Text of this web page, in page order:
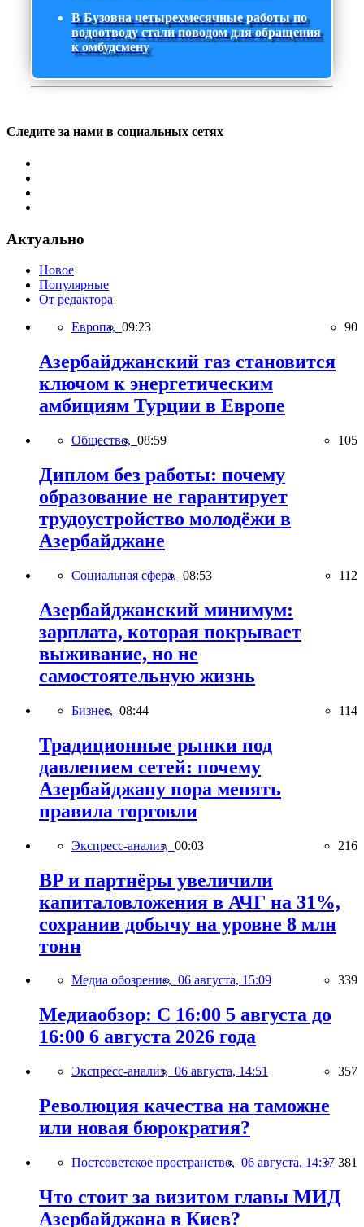
В Бузовна четырехмесячные работы по
водоотводу стали поводом для обращения
к омбудсмену
Следите за нами в социальных сетях
Актуально
Новое
Популярные
От редактора
Европа, 09:23 90
Азербайджанский газ становится
ключом к энергетическим
амбициям Турции в Европе
Общество, 08:59 105
Диплом без работы: почему
образование не гарантирует
трудоустройство молодёжи в
Азербайджане
Социальная сфера, 08:53 112
Азербайджанский минимум:
зарплата, которая покрывает
выживание, но не
самостоятельную жизнь
Бизнес, 08:44 114
Традиционные рынки под
давлением сетей: почему
Азербайджану пора менять
правила торговли
Экспресс-анализ, 00:03 216
BP и партнёры увеличили
капиталовложения в АЧГ на 31%,
сохранив добычу на уровне 8 млн
тонн
Медиа обозрение, 06 августа, 15:09 339
Медиаобзор: С 16:00 5 августа до
16:00 6 августа 2026 года
Экспресс-анализ, 06 августа, 14:51 357
Революция качества на таможне
или новая бюрократия?
Постсоветское пространство, 06 августа, 14:37 381
Что стоит за визитом главы МИД
Азербайджана в Киев?